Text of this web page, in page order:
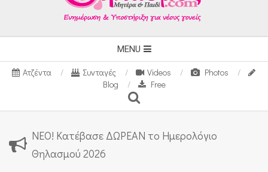
Navigation
Menu
MENU
Ατζέντα Συνταγές Videos
Photos
Blog
Free
Search
ΝΕΟ! Κατέβασε ΔΩΡΕΑΝ το Ημερολόγιο
Θηλασμού 2026